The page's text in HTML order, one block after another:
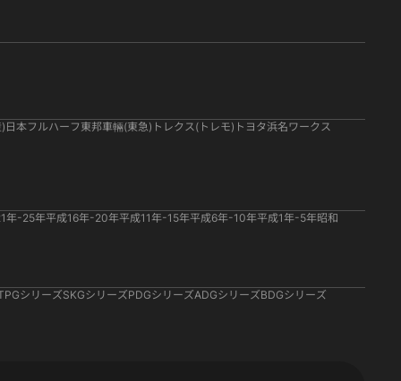
日本フルハーフ 東邦車輛(東急) トレクス(トレモ) トヨタ浜名ワークス
年-25年平成16年-20年平成11年-15年平成6年-10年平成1年-5年昭和
シリーズSKGシリーズPDGシリーズADGシリーズBDGシリーズ